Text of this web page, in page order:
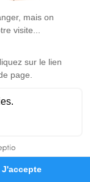
Hommages
est
hommage